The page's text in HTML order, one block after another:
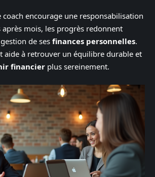
coach encourage une responsabilisation
mois, les progrès redonnent
de ses finances personnelles.
aide à retrouver un équilibre durable et
financier plus sereinement.